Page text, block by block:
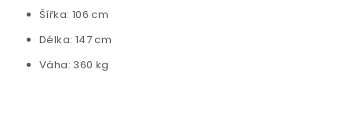
Šířka: 106 cm
Délka: 147 cm
Váha: 360 kg